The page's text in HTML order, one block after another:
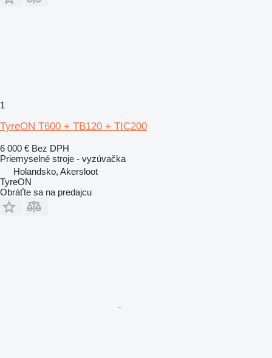
1
TyreON T600 + TB120 + TIC200
6 000 € Bez DPH
Priemyselné stroje - vyzúvačka
Holandsko, Akersloot
TyreON
Obráťte sa na predajcu